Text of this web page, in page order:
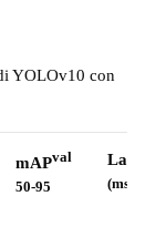
YOLOv10 con
mAPval
50-95
(ms)